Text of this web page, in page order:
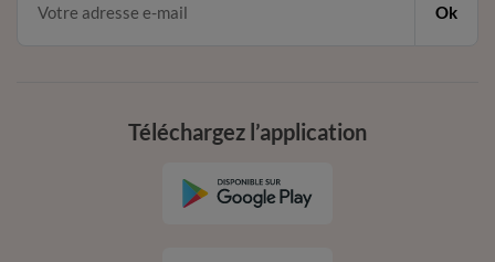
Ok
Téléchargez l’application